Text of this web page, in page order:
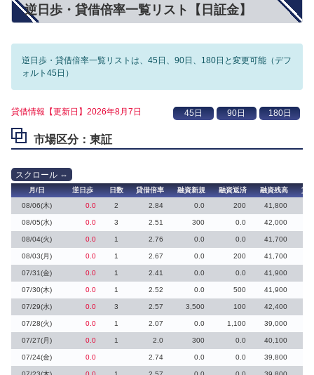
逆日歩・貸借倍率一覧リスト【日証金】
逆日歩・貸借倍率一覧リストは、45日、90日、180日と変更可能（デフ
ォルト45日）
貸借情報【更新日】2026年8月7日
市場区分：東証
月/日 逆日歩 日数 貸借倍率 融資新規 融資返済 融資残高
貸
08/06(木)
0.0 2 2.84 0.0 200 41,800
08/05(水) 0.0 3 2.51 300 0.0 42,000
08/04(火) 0.0 1 2.76 0.0 0.0 41,700
08/03(月) 0.0 1 2.67 0.0 200 41,700
07/31(金) 0.0 1 2.41 0.0 0.0 41,900
07/30(木) 0.0 1 2.52 0.0 500 41,900
07/29(水) 0.0 3 2.57 3,500 100 42,400
07/28(火) 0.0 1 2.07 0.0 1,100 39,000
07/27(月) 0.0 1 2.0 300 0.0 40,100
07/24(金) 0.0 2.74 0.0 0.0 39,800